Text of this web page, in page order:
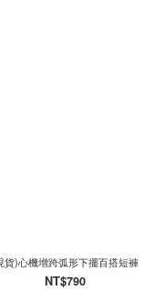
貨)心機增跨弧形下擺百搭短褲
NT$790